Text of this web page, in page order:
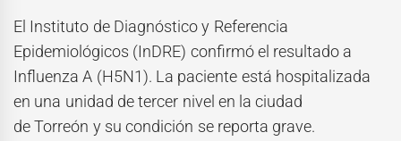
El Instituto de Diagnóstico y Referencia
Epidemiológicos (InDRE) confirmó el resultado a
Influenza A (H5N1). La paciente está hospitalizada
en una unidad de tercer nivel en la ciudad
de Torreón y su condición se reporta grave.